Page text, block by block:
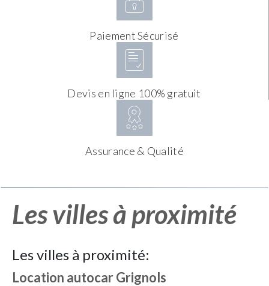
Paiement Sécurisé
Devis en ligne 100% gratuit
Assurance & Qualité
Les villes à proximité
Les villes à proximité:
Location autocarGrignols